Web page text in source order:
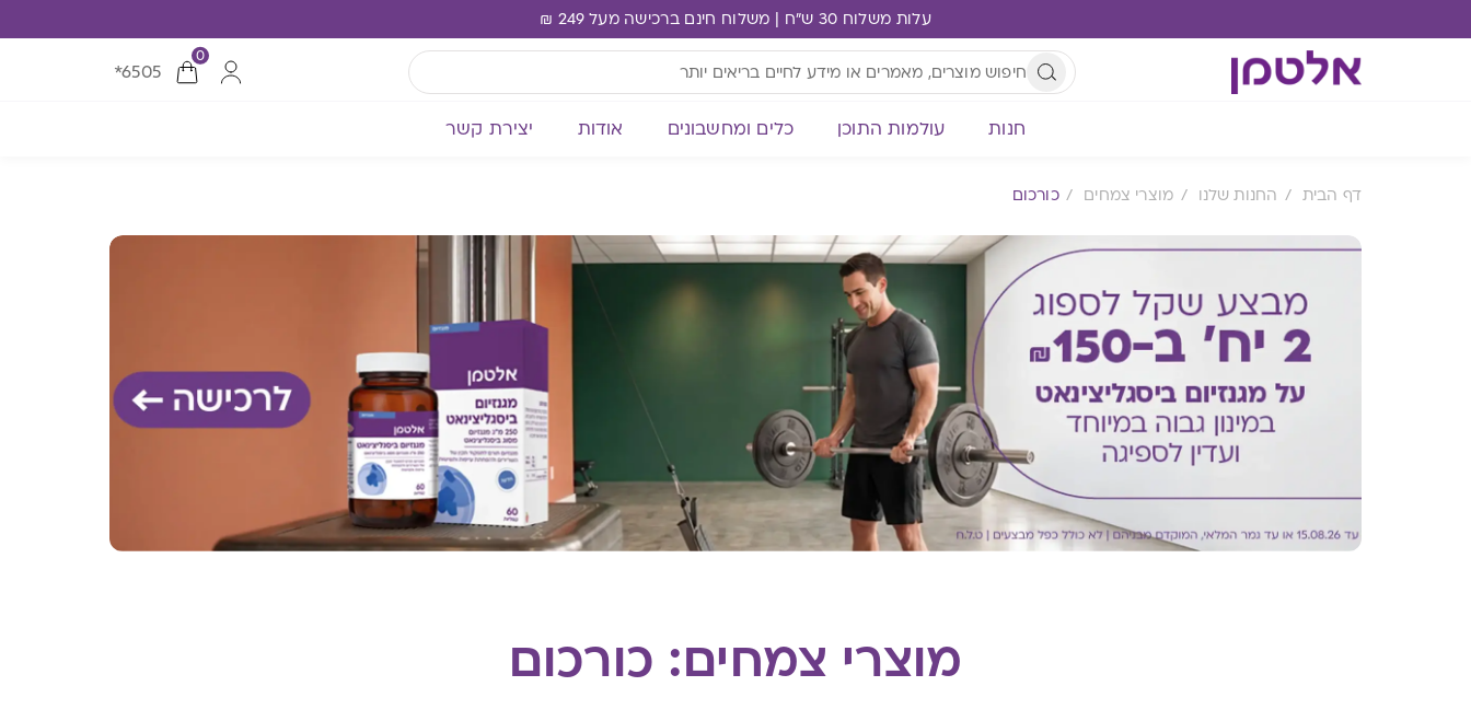
עלות משלוח 30 ש"ח | משלוח חינם ברכישה מעל 249 ₪
0
*6505
חנות עולמות התוכן כלים ומחשבונים אודות יצירת קשר
דף הבית החנות שלנו מוצרי צמחים כורכום
מוצרי צמחים: כורכום